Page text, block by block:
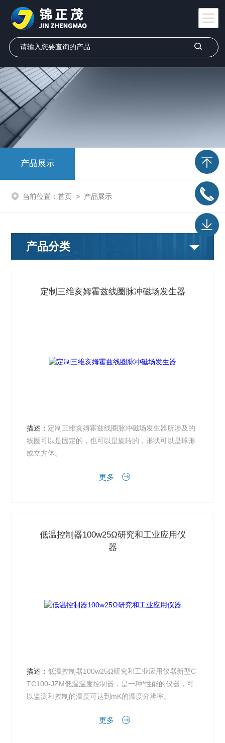
产品展示
当前位置： 首页 > 产品展示
产品分类
定制三维亥姆霍兹线圈脉冲磁场发生器
描述： 定制三维亥姆霍兹线圈脉冲磁场发生器所涉及的
线圈可以是固定的，也可以是旋转的，形状可以是球形
或立方体。
更多
低温控制器100w25Ω研究和工业应用仪
器
描述：低温控制器100w25Ω研究和工业应用仪器新型C
TC100-JZM低温温度控制器，是一种*性能的仪器，可
以监测和控制的温度可达到mK的温度分辨率。
更多